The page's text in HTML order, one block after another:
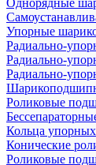
Однорядные
Упорные
Радиально-
Радиально-
Радиально-
Роликовые
Кольца
Конические
Роликовые